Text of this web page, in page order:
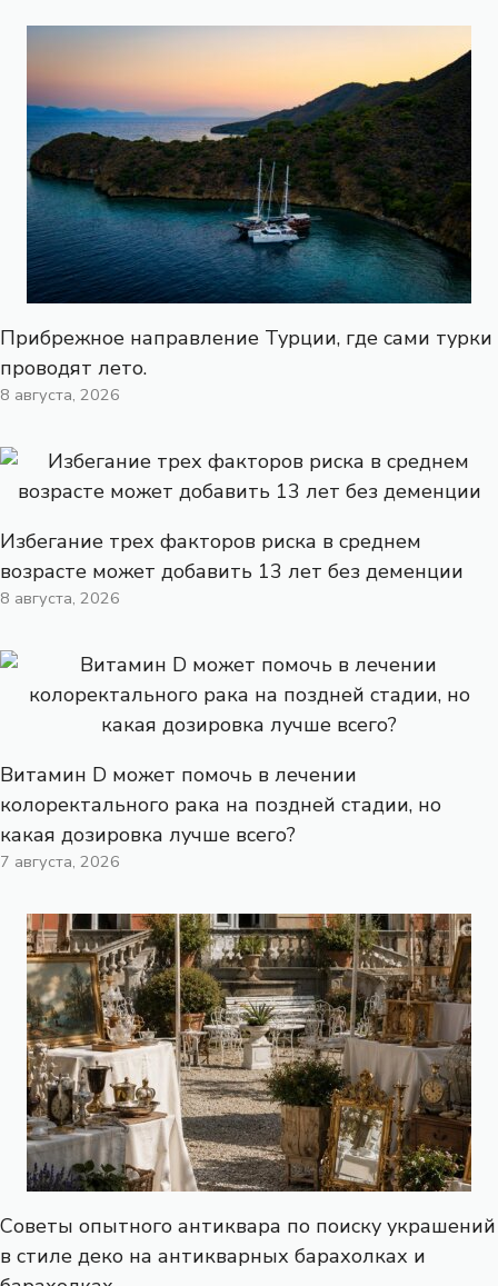
Прибрежное направление Турции, где сами турки
проводят лето.
8 августа, 2026
Избегание трех факторов риска в среднем
возрасте может добавить 13 лет без деменции
8 августа, 2026
Витамин D может помочь в лечении
колоректального рака на поздней стадии, но
какая дозировка лучше всего?
7 августа, 2026
Советы опытного антиквара по поиску украшений
в стиле деко на антикварных барахолках и